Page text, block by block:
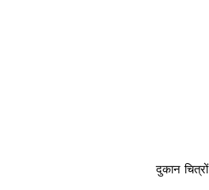
दुकान चित्रों